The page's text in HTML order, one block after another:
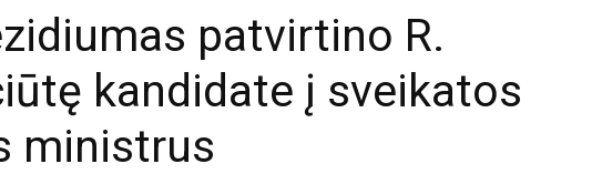
patvirtino R.
kandidate į sveikatos
ministrus